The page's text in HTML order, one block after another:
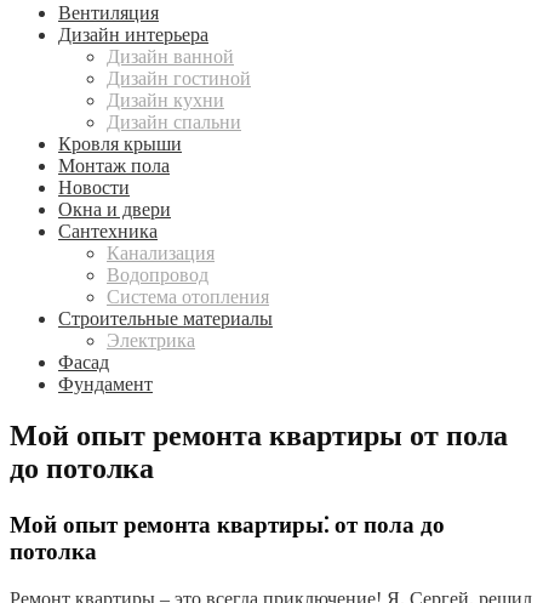
Вентиляция
Дизайн интерьера
Дизайн ванной
Дизайн гостиной
Дизайн кухни
Дизайн спальни
Кровля крыши
Монтаж пола
Новости
Окна и двери
Сантехника
Канализация
Водопровод
Система отопления
Строительные материалы
Электрика
Фасад
Фундамент
Мой опыт ремонта квартиры от пола
до потолка
Мой опыт ремонта квартиры⁚ от пола до
потолка